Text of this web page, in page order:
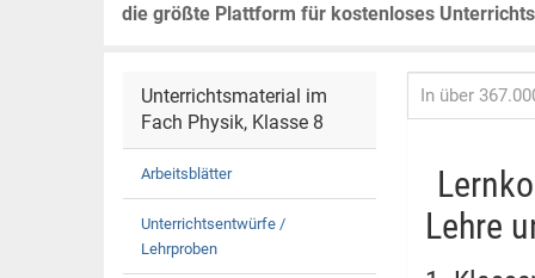
die größte Plattform für kostenloses
Unterrichtsmaterial im
Fach Physik, Klasse 8
Arbeitsblätter
Unterrichtsentwürfe /
Lehrproben
Lehre